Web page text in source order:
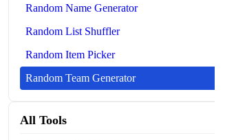
Random Name Generator
Random List Shuffler
Random Item Picker
Random Team Generator
All Tools